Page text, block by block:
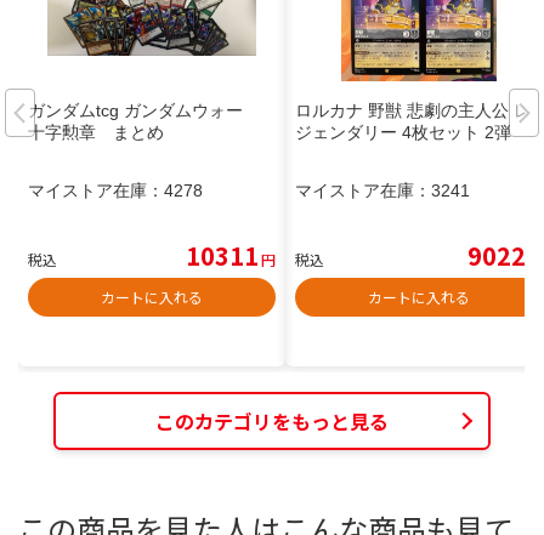
ガンダムtcg ガンダムウォー
十字勲章 まとめ
マイストア在庫： 4278
税込 10311円
カートに入れる
ロルカナ 野獣 悲劇の主人公 レ
ジェンダリー 4枚セット 2弾
マイストア在庫： 3241
税込 9022
カートに入れる
このカテゴリをもっと見る